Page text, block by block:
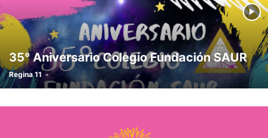
35° Aniversario Colegio Fundación SAUR
Regina 11 -